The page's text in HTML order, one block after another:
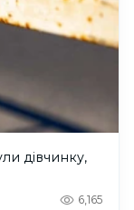
дівчинку,
6,165